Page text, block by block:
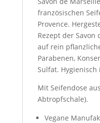
französischen
Provence.
Rezept der Savon
auf rein
Parabenen,
Sulfat.
Mit Seifendose
Abtropfschale).
Vegane